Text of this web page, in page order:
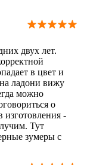
их нет, в
была быть
макету,
фирмой из
наткнулась
но
Заказ
связи и
за сутки
атмосфера и
двух лет.
в цвет и
ладони вижу
можно
о
изготовления -
Тут
зумеры с